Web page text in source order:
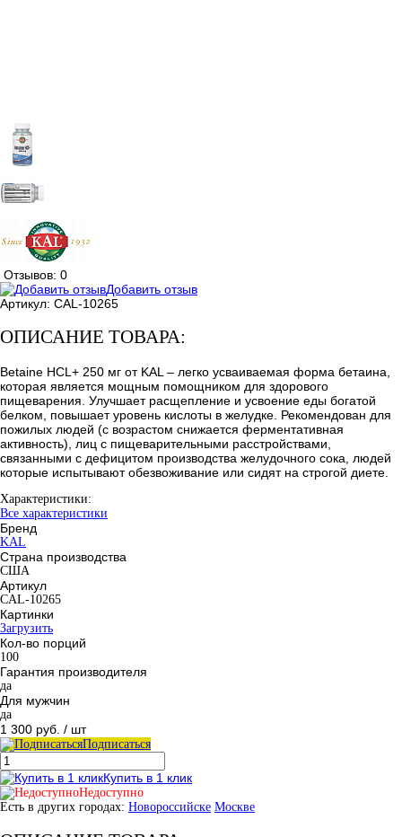
Отзывов: 0
Добавить отзыв
Артикул: CAL-10265
ОПИСАНИЕ ТОВАРА:
Betaine HCL+ 250 мг от KAL – легко усваиваемая форма бетаина,
которая является мощным помощником для здорового
пищеварения. Улучшает расщепление и усвоение еды богатой
белком, повышает уровень кислоты в желудке. Рекомендован для
пожилых людей (с возрастом снижается ферментативная
активность), лиц с пищеварительными расстройствами,
связанными с дефицитом производства желудочного сока, людей
которые испытывают обезвоживание или сидят на строгой диете.
Характеристики:
Все характеристики
Бренд
KAL
Страна производства
США
Артикул
CAL-10265
Картинки
Загрузить
Кол-во порций
100
Гарантия производителя
да
Для мужчин
да
1 300 руб. / шт
Подписаться
Купить в 1 клик
Недоступно
Есть в других городах: Новороссийске Москве